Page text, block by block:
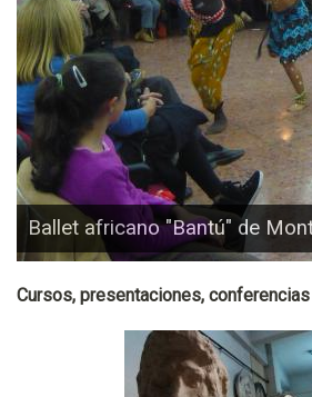
Ballet africano "Bantú" de
Cursos, presentaciones,